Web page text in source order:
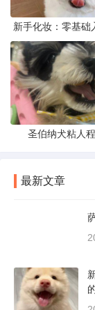
新手化妆：零基础
圣伯纳犬粘人
最新文章